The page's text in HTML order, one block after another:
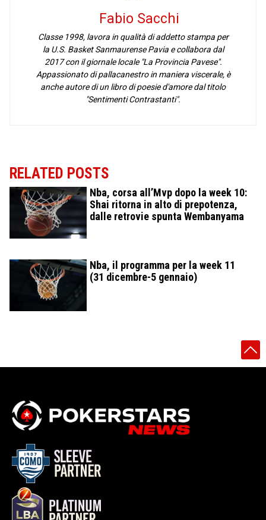
Fabio Sacchi
Classe 1998, lavora in qualità di addetto stampa per
la U.S. Basket Sanmaurense Pavia e collabora dal
2017 con il giornale locale "La Provincia Pavese".
Appassionato di pallacanestro in maniera viscerale, è
anche autore di un libro di poesie d'amore dal titolo
"Sentimenti Contrastanti".
RELATED POSTS
Nba, corsa all’Mvp dopo la week 10:
Shai ritorna in alto di prepotenza,
dalle retrovie spunta Wembanyama
Nba, il programma per la week 11
(31 dicembre-5 gennaio)